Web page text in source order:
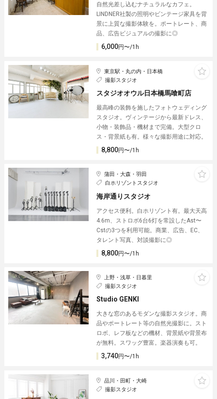
自然光差し込むナチュラルなカフェ。
LINDNER社製の照明やビンテージ家具を背
景に上質な撮影体験を。ポートレート、商
品、広告ビジュアルの撮影に◎
6,000円〜/1h
東京駅・丸の内・日本橋
撮影スタジオ
スタジオオウル日本橋馬喰町店
最高峰の装飾を施したフォトウェディング
スタジオ。ヴィンテージから最新ドレス、
小物・装飾品・機材まで完備。大型クロ
ス・背景紙も有。様々な撮影用途に対応。
8,800円〜/1h
蒲田・大森・羽田
白ホリゾントスタジオ
海岸通りスタジオ
アクセス便利。白ホリゾント有。最大天高
4.6m、ストロボ6台6灯を常設したAst〜
Cstの3つを利用可能。商業、広告、EC、
タレント写真、対談撮影に◎
8,800円〜/1h
上野・浅草・日暮里
撮影スタジオ
Studio GENKI
大きな窓のあるモダンな撮影スタジオ。商
品やポートレート等の自然光撮影に。スト
ロボ、レフ板などの機材、背景紙や背景布
が無料。スワッグ豊富。楽器演奏も可。
3,740円〜/1h
品川・田町・大崎
撮影スタジオ